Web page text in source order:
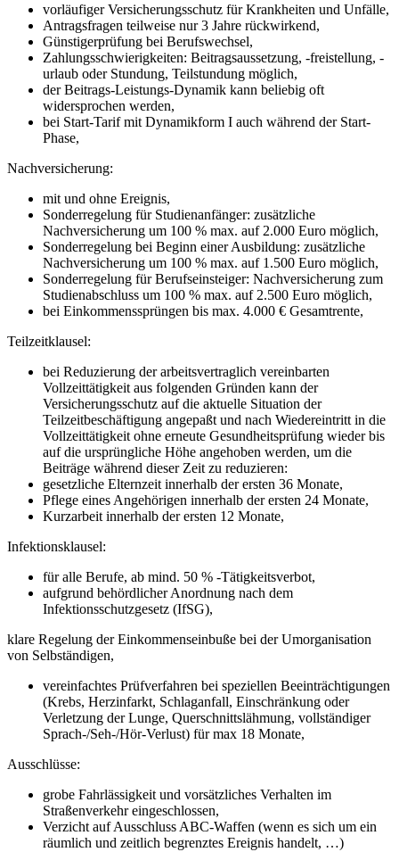
vorläufiger Versicherungsschutz für Krankheiten und Unfälle,
Antragsfragen teilweise nur 3 Jahre rückwirkend,
Günstigerprüfung bei Berufswechsel,
Zahlungsschwierigkeiten: Beitragsaussetzung, -freistellung, -
urlaub oder Stundung, Teilstundung möglich,
der Beitrags-Leistungs-Dynamik kann beliebig oft
widersprochen werden,
bei Start-Tarif mit Dynamikform I auch während der Start-
Phase,
Nachversicherung:
mit und ohne Ereignis,
Sonderregelung für Studienanfänger: zusätzliche
Nachversicherung um 100 % max. auf 2.000 Euro möglich,
Sonderregelung bei Beginn einer Ausbildung: zusätzliche
Nachversicherung um 100 % max. auf 1.500 Euro möglich,
Sonderregelung für Berufseinsteiger: Nachversicherung zum
Studienabschluss um 100 % max. auf 2.500 Euro möglich,
bei Einkommenssprüngen bis max. 4.000 € Gesamtrente,
Teilzeitklausel:
bei Reduzierung der arbeitsvertraglich vereinbarten
Vollzeittätigkeit aus folgenden Gründen kann der
Versicherungsschutz auf die aktuelle Situation der
Teilzeitbeschäftigung angepaßt und nach Wiedereintritt in die
Vollzeittätigkeit ohne erneute Gesundheitsprüfung wieder bis
auf die ursprüngliche Höhe angehoben werden, um die
Beiträge während dieser Zeit zu reduzieren:
gesetzliche Elternzeit innerhalb der ersten 36 Monate,
Pflege eines Angehörigen innerhalb der ersten 24 Monate,
Kurzarbeit innerhalb der ersten 12 Monate,
Infektionsklausel:
für alle Berufe, ab mind. 50 % -Tätigkeitsverbot,
aufgrund behördlicher Anordnung nach dem
Infektionsschutzgesetz (IfSG),
klare Regelung der Einkommenseinbuße bei der Umorganisation
von Selbständigen,
vereinfachtes Prüfverfahren bei speziellen Beeinträchtigungen
(Krebs, Herzinfarkt, Schlaganfall, Einschränkung oder
Verletzung der Lunge, Querschnittslähmung, vollständiger
Sprach-/Seh-/Hör-Verlust) für max 18 Monate,
Ausschlüsse:
grobe Fahrlässigkeit und vorsätzliches Verhalten im
Straßenverkehr eingeschlossen,
Verzicht auf Ausschluss ABC-Waffen (wenn es sich um ein
räumlich und zeitlich begrenztes Ereignis handelt, …)